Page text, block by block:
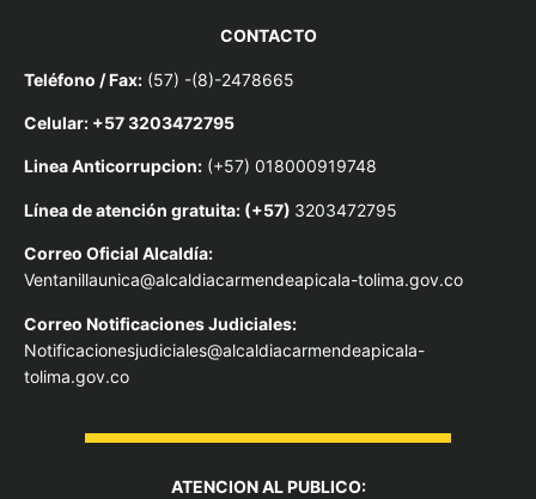
CONTACTO
Teléfono / Fax: (57) -(8)-2478665
Celular: +57 3203472795
Linea Anticorrupcion: (+57) 018000919748
Línea de atención gratuita: (+57) 3203472795
Correo Oficial Alcaldía:
Ventanillaunica@alcaldiacarmendeapicala-tolima.gov.co
Correo Notificaciones Judiciales:
Notificacionesjudiciales@alcaldiacarmendeapicala-
tolima.gov.co
ATENCION AL PUBLICO: